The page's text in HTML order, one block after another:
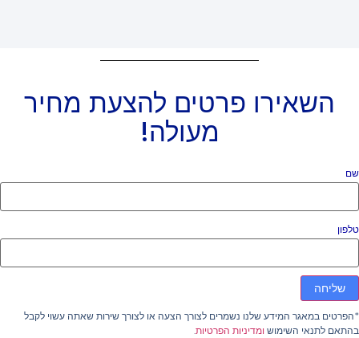
השאירו פרטים להצעת מחיר
מעולה!
שליחה
במאגר המידע שלנו נשמרים לצורך הצעה או לצורך שירות שאתה עשוי לקבל
לתנאי השימושומדיניות הפרטיות.